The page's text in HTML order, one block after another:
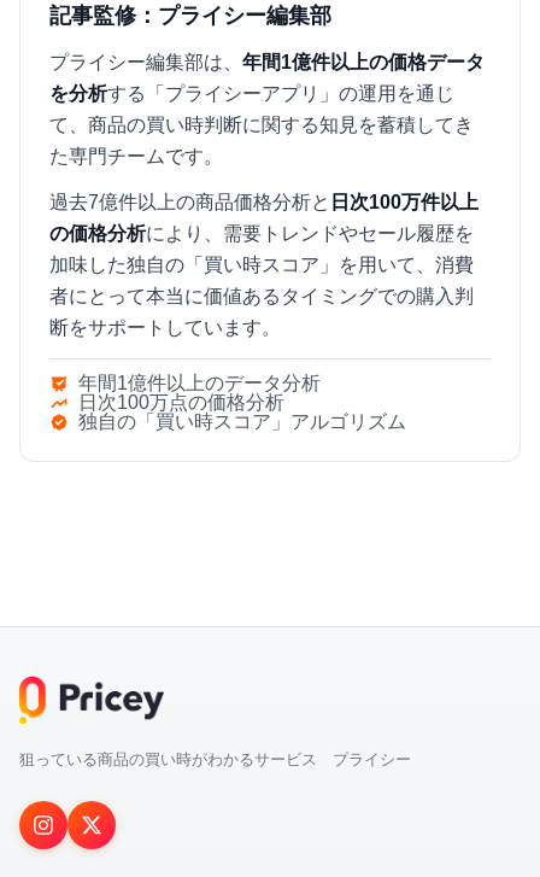
記事監修：プライシー編集部
プライシー編集部は、 年間1億件以上の価格データ
を分析する「プライシーアプリ」の運用を通じ
て、商品の買い時判断に関する知見を蓄積してき
た専門チームです。
過去7億件以上の商品価格分析と 日次100万件以上
の価格分析により、需要トレンドやセール履歴を
加味した独自の「買い時スコア」を用いて、消費
者にとって本当に価値あるタイミングでの購入判
断をサポートしています。
年間1億件以上のデータ分析
日次100万点の価格分析
独自の「買い時スコア」アルゴリズム
狙っている商品の買い時がわかるサービス プライシー